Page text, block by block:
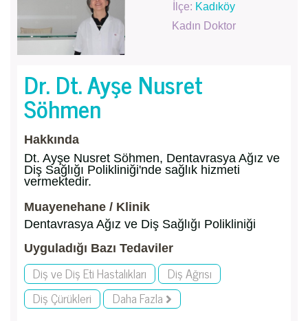
İlçe: Kadıköy
Kadın Doktor
Dr. Dt. Ayşe Nusret
Söhmen
Hakkında
Dt. Ayşe Nusret Söhmen, Dentavrasya Ağız ve
Diş Sağlığı Polikliniği'nde sağlık hizmeti
vermektedir.
Muayenehane / Klinik
Dentavrasya Ağız ve Diş Sağlığı Polikliniği
Uyguladığı Bazı Tedaviler
Diş ve Diş Eti Hastalıkları
Diş Ağrısı
Diş Çürükleri
Daha Fazla